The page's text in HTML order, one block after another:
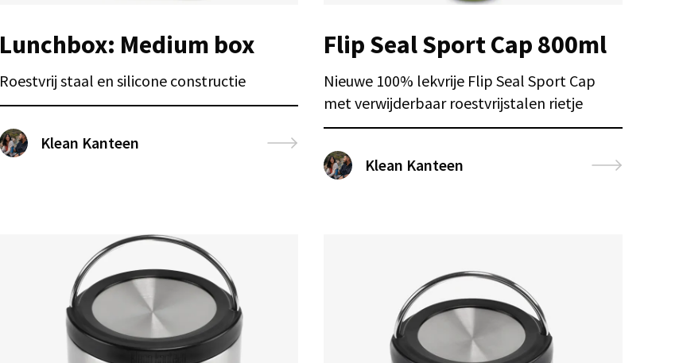
Lunchbox: Medium box
Roestvrij staal en silicone constructie
Klean Kanteen
Flip Seal Sport Cap 800ml
Nieuwe 100% lekvrije Flip Seal Sport Cap
met verwijderbaar roestvrijstalen rietje
Klean Kanteen